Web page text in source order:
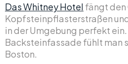
Das Whitney Hotel fängt den
Kopfsteinpflasterstraßen
in der Umgebung perfekt
Backsteinfassade fühlt man
Boston.